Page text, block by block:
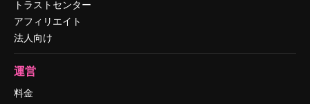
トラストセンター
アフィリエイト
法人向け
運営
料金